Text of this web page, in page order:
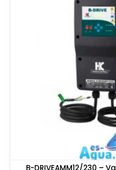
B-DRIVEAMM12/230 –